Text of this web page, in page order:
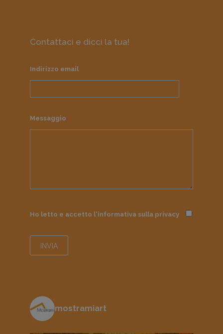
Contattaci e dicci la tua!
Indirizzo email
Messaggio
Ho letto e accetto l'informativa sulla privacy
mostramiart